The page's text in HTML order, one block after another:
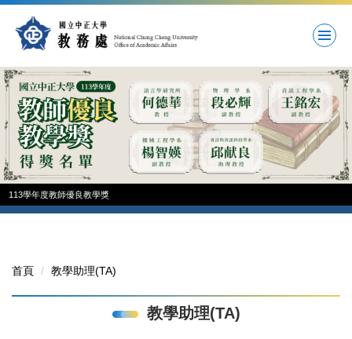
到
內
區
113學年度教師優良教學獎
首頁 教學助理(TA)
教學助理(TA)